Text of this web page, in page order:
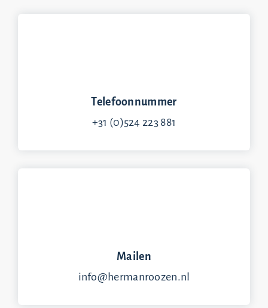
Telefoonnummer
+31 (0)524 223 881
Mailen
info@hermanroozen.nl